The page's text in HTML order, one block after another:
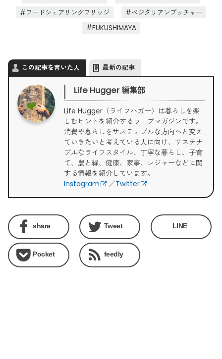
フードシェアリングフリッジ
ベジタリアンブッチャー
FUKUSHIMAYA
この記事を書いた人 最新の記事
Life Hugger 編集部
Life Hugger（ライフハガー）は暮らしを楽
しむヒントを紹介するウェブマガジンです。
消費や暮らしをサステナブルな方向へと変え
ていきたいと考えている人に向け、サステナ
ブルなライフスタイル、丁寧な暮らし、子育
て、農と緑、健康、家事、レジャーなどに関
する情報を紹介しています。
Instagram
／Twitter
share Tweet LINE
Pocket feedly